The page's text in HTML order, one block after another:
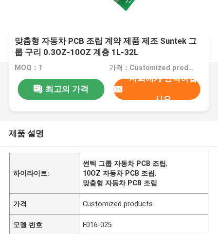
맞춤형 자동차 PCB 조립 계약 제품 제조 Suntek 그
룹 구리 0.3OZ-10OZ 계층 1L-32L
MOQ：1 가격：Customized products
최고의 가격
저희에게 연락하십
시오
제품 설명
하이라이트:
썬텍 그룹 자동차 PCB 조립,
10OZ 자동차 PCB 조립,
맞춤형 자동차 PCB 조립
가격 Customized products
모델 번호 F016-025